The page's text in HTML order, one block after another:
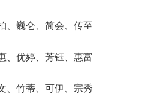
、巍仑、简会、传至
、优婷、芳钰、惠富
、竹蒂、可伊、宗秀